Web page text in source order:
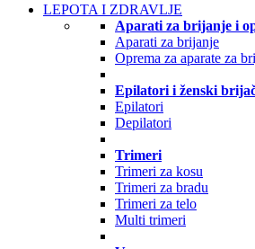
LEPOTA I ZDRAVLJE
Aparati za brijanje i
Aparati za brijanje
Oprema za aparate za
Epilatori i ženski
Epilatori
Depilatori
Trimeri
Trimeri za kosu
Trimeri za bradu
Trimeri za telo
Multi trimeri